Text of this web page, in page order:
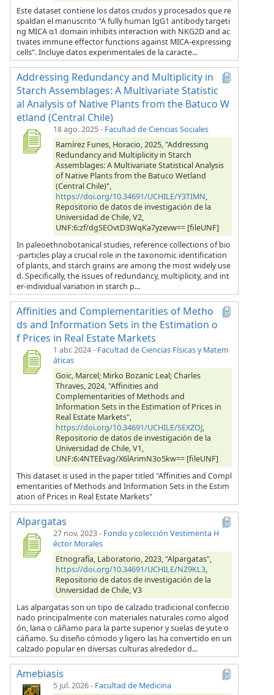
Este dataset contiene los datos crudos y procesados que re
spaldan el manuscrito “A fully human IgG1 antibody targeti
ng MICA α1 domain inhibits interaction with NKG2D and ac
tivates immune effector functions against MICA-expressing
cells”. Incluye datos experimentales de la caracte...
Addressing Redundancy and Multiplicity in
Starch Assemblages: A Multivariate Statistic
al Analysis of Native Plants from the Batuco W
etland (Central Chile)
18 ago. 2025- Facultad de Ciencias Sociales
Ramírez Funes, Horacio, 2025, "Addressing
Redundancy and Multiplicity in Starch
Assemblages: A Multivariate Statistical Analysis
of Native Plants from the Batuco Wetland
(Central Chile)",
https://doi.org/10.34691/UCHILE/Y3TIMN,
Repositorio de datos de investigación de la
Universidad de Chile, V2,
UNF:6:zf/dgSEOvtD3WqKa7yzevw== [fileUNF]
In paleoethnobotanical studies, reference collections of bio
-particles play a crucial role in the taxonomic identification
of plants, and starch grains are among the most widely use
d. Specifically, the issues of redundancy, multiplicity, and int
er-individual variation in starch p...
Affinities and Complementarities of Metho
ds and Information Sets in the Estimation o
f Prices in Real Estate Markets
1 abr. 2024- Facultad de Ciencias Físicas y Matem
áticas
Goic, Marcel; Mirko Bozanic Leal; Charles
Thraves, 2024, "Affinities and
Complementarities of Methods and
Information Sets in the Estimation of Prices in
Real Estate Markets",
https://doi.org/10.34691/UCHILE/SEXZOJ,
Repositorio de datos de investigación de la
Universidad de Chile, V1,
UNF:6:4NTEEvag/X6lArimN3o5kw== [fileUNF]
This dataset is used in the paper titled "Affinities and Compl
ementarities of Methods and Information Sets in the Estim
ation of Prices in Real Estate Markets"
Alpargatas
27 nov. 2023- Fondo y colección Vestimenta H
éctor Morales
Etnografía, Laboratorio, 2023, "Alpargatas",
https://doi.org/10.34691/UCHILE/NZ9KL3,
Repositorio de datos de investigación de la
Universidad de Chile, V3
Las alpargatas son un tipo de calzado tradicional confeccio
nado principalmente con materiales naturales como algod
ón, lana o cáñamo para la parte superior y suelas de yute o
cáñamo. Su diseño cómodo y ligero las ha convertido en un
calzado popular en diversas culturas alrededor d...
Amebiasis
5 jul. 2026- Facultad de Medicina